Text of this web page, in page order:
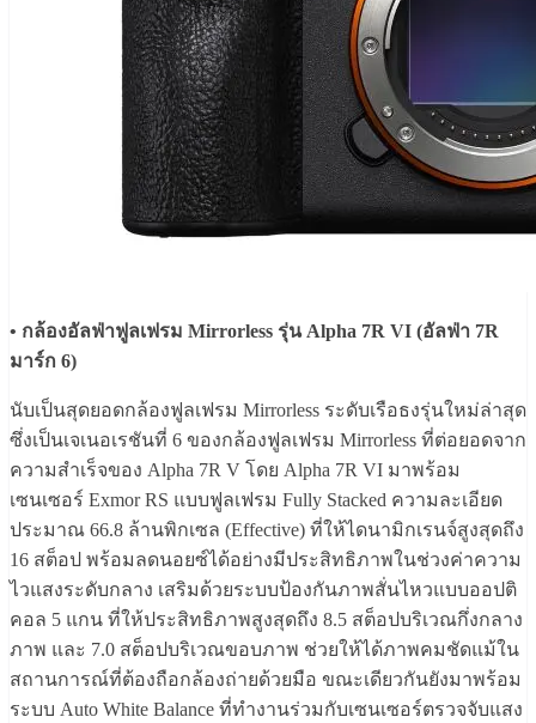
• กล้องอัลฟ่าฟูลเฟรม Mirrorless รุ่น Alpha 7R VI (อัลฟ่า 7R
มาร์ก 6)
นับเป็นสุดยอดกล้องฟูลเฟรม Mirrorless ระดับเรือธงรุ่นใหม่ล่าสุด
ซึ่งเป็นเจเนอเรชันที่ 6 ของกล้องฟูลเฟรม Mirrorless ที่ต่อยอดจาก
ความสำเร็จของ Alpha 7R V โดย Alpha 7R VI มาพร้อม
เซนเซอร์ Exmor RS แบบฟูลเฟรม Fully Stacked ความละเอียด
ประมาณ 66.8 ล้านพิกเซล (Effective) ที่ให้ไดนามิกเรนจ์สูงสุดถึง
16 สต็อป พร้อมลดนอยซ์ได้อย่างมีประสิทธิภาพในช่วงค่าความ
ไวแสงระดับกลาง เสริมด้วยระบบป้องกันภาพสั่นไหวแบบออปติ
คอล 5 แกน ที่ให้ประสิทธิภาพสูงสุดถึง 8.5 สต็อปบริเวณกึ่งกลาง
ภาพ และ 7.0 สต็อปบริเวณขอบภาพ ช่วยให้ได้ภาพคมชัดแม้ใน
สถานการณ์ที่ต้องถือกล้องถ่ายด้วยมือ ขณะเดียวกันยังมาพร้อม
ระบบ Auto White Balance ที่ทำงานร่วมกับเซนเซอร์ตรวจจับแสง